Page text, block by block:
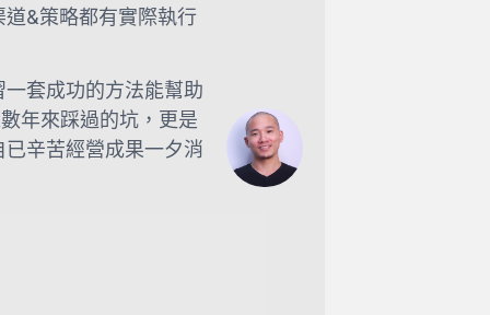
&策略都有實際執行
套成功的方法能幫助
年來踩過的坑，更是
辛苦經營成果一夕消